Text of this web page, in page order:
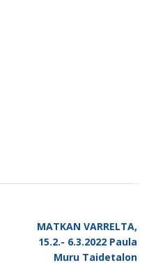
MATKAN VARRELTA,
15.2.- 6.3.2022 Paula
Muru Taidetalon